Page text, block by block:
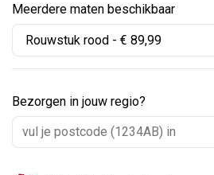
Meerdere maten beschikbaar
Bezorgen in jouw regio?